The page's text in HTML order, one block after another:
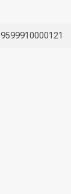
9599910000121